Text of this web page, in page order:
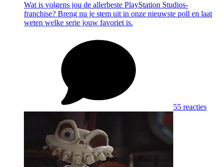
Wat is volgens jou de allerbeste PlayStation Studios-
franchise? Breng nu je stem uit in onze nieuwste poll en laat
weten welke serie jouw favoriet is.
55 reacties